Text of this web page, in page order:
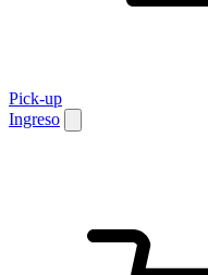
Pick-up
Ingreso